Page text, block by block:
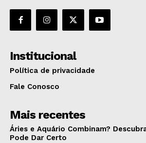
Institucional
Política de privacidade
Fale Conosco
Mais recentes
Áries e Aquário Combinam?
Pode Dar Certo